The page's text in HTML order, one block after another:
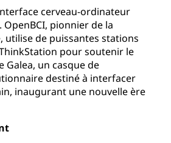
cerveau-ordinateur
OpenBCI, pionnier de la
utilise de puissantes stations
pour soutenir le
Galea, un casque de
destiné à interfacer
inaugurant une nouvelle ère